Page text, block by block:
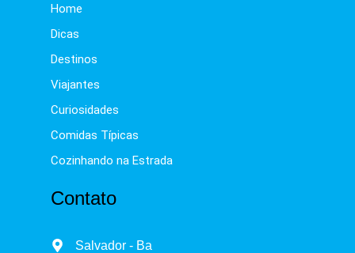
Home
Dicas
Destinos
Viajantes
Curiosidades
Comidas Típicas
Cozinhando na Estrada
Contato
Salvador - Ba